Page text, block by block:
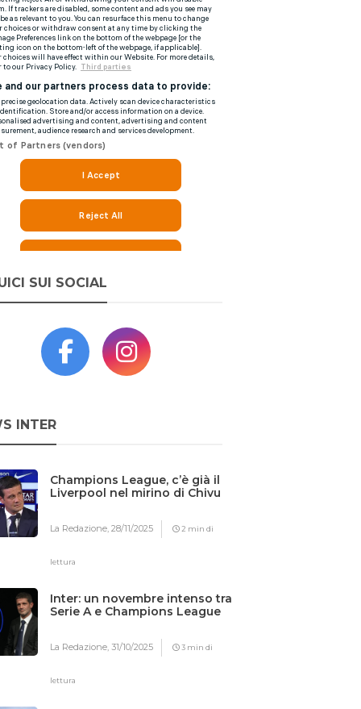
SUI SOCIAL
INTER
Champions League, c’è già il
Liverpool nel mirino di Chivu
La Redazione,28/11/2025 2 min di
lettura
Inter: un novembre intenso tra
Serie A e Champions League
La Redazione,31/10/2025 3 min di
lettura